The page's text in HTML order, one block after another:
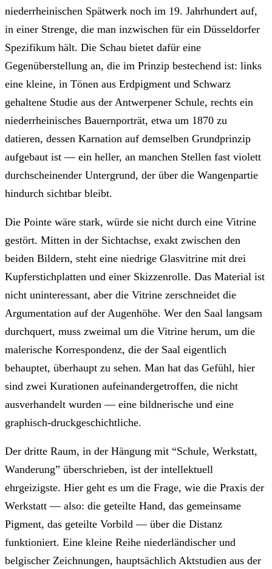
niederrheinischen Spätwerk noch im 19. Jahrhundert auf,
in einer Strenge, die man inzwischen für ein Düsseldorfer
Spezifikum hält. Die Schau bietet dafür eine
Gegenüberstellung an, die im Prinzip bestechend ist: links
eine kleine, in Tönen aus Erdpigment und Schwarz
gehaltene Studie aus der Antwerpener Schule, rechts ein
niederrheinisches Bauernporträt, etwa um 1870 zu
datieren, dessen Karnation auf demselben Grundprinzip
aufgebaut ist — ein heller, an manchen Stellen fast violett
durchscheinender Untergrund, der über die Wangenpartie
hindurch sichtbar bleibt.
Die Pointe wäre stark, würde sie nicht durch eine Vitrine
gestört. Mitten in der Sichtachse, exakt zwischen den
beiden Bildern, steht eine niedrige Glasvitrine mit drei
Kupferstichplatten und einer Skizzenrolle. Das Material ist
nicht uninteressant, aber die Vitrine zerschneidet die
Argumentation auf der Augenhöhe. Wer den Saal langsam
durchquert, muss zweimal um die Vitrine herum, um die
malerische Korrespondenz, die der Saal eigentlich
behauptet, überhaupt zu sehen. Man hat das Gefühl, hier
sind zwei Kurationen aufeinandergetroffen, die nicht
ausverhandelt wurden — eine bildnerische und eine
graphisch-druckgeschichtliche.
Der dritte Raum, in der Hängung mit “Schule, Werkstatt,
Wanderung” überschrieben, ist der intellektuell
ehrgeizigste. Hier geht es um die Frage, wie die Praxis der
Werkstatt — also: die geteilte Hand, das gemeinsame
Pigment, das geteilte Vorbild — über die Distanz
funktioniert. Eine kleine Reihe niederländischer und
belgischer Zeichnungen, hauptsächlich Aktstudien aus der